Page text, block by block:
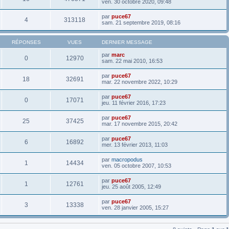
ven. 30 octobre 2020, 09:48
4 313118 par puce67
sam. 21 septembre 2019, 08:16
RÉPONSES VUES DERNIER MESSAGE
0 12970 par marc
sam. 22 mai 2010, 16:53
18 32691 par puce67
mar. 22 novembre 2022, 10:29
0 17071 par puce67
jeu. 11 février 2016, 17:23
25 37425 par puce67
mar. 17 novembre 2015, 20:42
6 16892 par puce67
mer. 13 février 2013, 11:03
1 14434 par macropodus
ven. 05 octobre 2007, 10:53
1 12761 par puce67
jeu. 25 août 2005, 12:49
3 13338 par puce67
ven. 28 janvier 2005, 15:27